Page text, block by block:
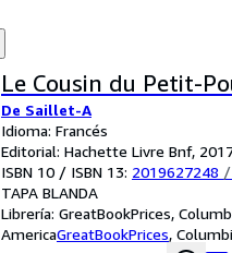
Le Cousin du Petit-
De Saillet-A
Idioma: Francés
Editorial: Hachette Livre Bnf,
ISBN 10 / ISBN 13: 2019627248 /
TAPA BLANDA
Librería: GreatBookPrices,
AmericaGreatBookPrices,